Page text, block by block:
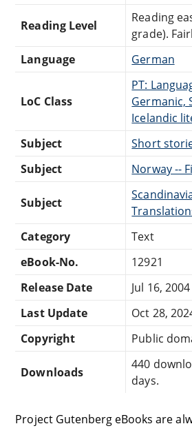
Reading Level
Reading
grade).
Language
German
LoC Class
PT:
Germanic,
Icelandic
Subject
Short
Subject
Norway --
Subject
Category
Text
eBook-No.
12921
Release Date
Jul 16, 2004
Last Update
Oct 28,
Copyright
Public
Downloads
440
days.
Project Gutenberg eBooks are